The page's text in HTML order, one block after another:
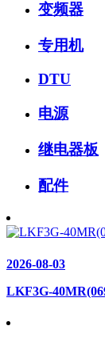
变频器
专用机
DTU
电源
继电器板
配件
2026-08-03
LKF3G-